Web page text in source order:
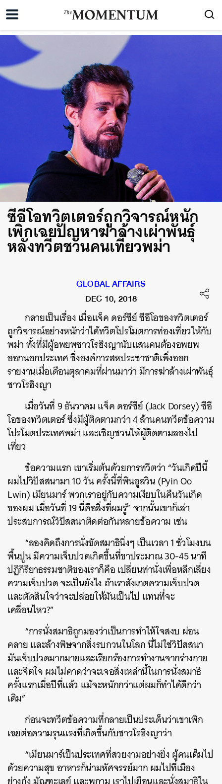
ซีอีโอทวิตเตอร์ถูกวิจารณ์หนัก
เพิกเฉยปัญหาฆ่าล้างเผ่าพันธุ์
หลังทวีตชวนคนเที่ยวพม่า
GLOBAL AFFAIRS
DEC 10, 2018
กลายเป็นเรื่อง เมื่อแจ็ค ดอร์ซีย์ ซีอีโอของทวิตเตอร์
ถูกวิจารณ์อย่างหนักว่าได้ทวีตโปรโมตการท่องเที่ยวให้กับ
พม่า ทั้งที่มีผู้อพยพชาวโรฮิงญานับแสนคนต้องอพยพ
ออกนอกประเทศ ซึ่งองค์การสหประชาชาติเพิ่งออก
รายงานเมื่อเดือนตุลาคมที่ผ่านมาว่า มีการฆ่าล้างเผ่าพันธุ์
ชาวโรฮิงญา
เมื่อวันที่ 9 ธันวาคม แจ็ค ดอร์ซีย์ (Jack Dorsey) ซีอี
โอของทวิตเตอร์ ซึ่งมีผู้ติดตามกว่า 4 ล้านคนทวีตข้อความ
โปรโมตประเทศพม่า และเชิญชวนให้ผู้ติดตามลองไป
เที่ยว
ข้อความแรก เขาเริ่มต้นด้วยการทวีตว่า “วันเกิดปีนี้
ผมไปวิปัสสนามา 10 วัน ครั้งนี้ที่พินอูลวิน (Pyin Oo
Lwin) เมียนมาร์ พวกเราอยู่กับความเงียบในคืนวันเกิด
ของผม เมื่อวันที่ 19 นี่คือสิ่งที่ผมรู้” จากนั้นเขาก็เล่า
ประสบการณ์วิปัสสนาติดต่อกันหลายข้อความ เช่น
“ลองคิดถึงการนั่งขัดสมาธินิ่งๆ เป็นเวลา 1 ชั่วโมงบน
พื้นปูน มีความเจ็บปวดเกิดขึ้นที่ขาประมาณ 30-45 นาที
ปฏิกิริยาธรรมชาติของเราก็คือ เปลี่ยนท่านั่งเพื่อหลีกเลี่ยง
ความเจ็บปวด จะเป็นยังไง ถ้าเราสังเกตความเจ็บปวด
และตัดสินใจว่าจะปล่อยให้มันเป็นไป แทนที่จะ
เคลื่อนไหว?”
“การนั่งสมาธิถูกมองว่าเป็นการทำให้ใจสงบ ผ่อน
คลาย และล้างพิษจากสิ่งรบกวนในโลก นี่ไม่ใช่วิปัสสนา
มันเจ็บปวดมากมายและเรียกร้องการทำงานจากร่างกาย
และจิตใจ ผมไม่คาดว่าจะเจอสิ่งเหล่านี้ในการนั่งสมาธิ
ครั้งแรกเมื่อปีที่แล้ว แม้จะหนักกว่าแต่ผมก็ทำได้ดีกว่า
เดิม”
ก่อนจะทวีตข้อความที่กลายเป็นประเด็นว่าเขาเพิก
เฉยต่อความรุนแรงที่เกิดขึ้นกับชาวโรฮิงญาว่า
“เมียนมาร์เป็นประเทศที่สวยงามอย่างยิ่ง ผู้คนเต็มไป
ด้วยความสุข อาหารก็น่ามหัศจรรย์มาก ผมไปที่เมือง